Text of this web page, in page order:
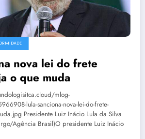
nova lei do frete
o que muda
mlog-
lula-sanciona-nova-lei-do-frete-
Presidente Luiz Inácio Lula da Silva
Agência Brasil)O presidente Luiz Inácio